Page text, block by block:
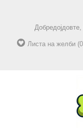
Добредојдовте,
Листа на желби